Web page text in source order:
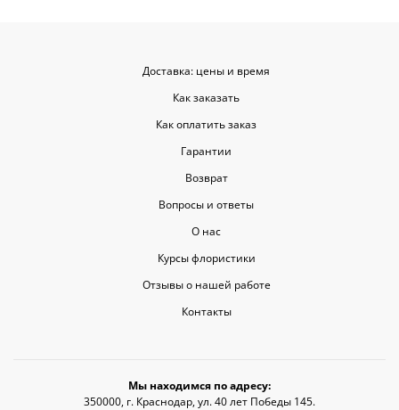
Доставка: цены и время
Как заказать
Как оплатить заказ
Гарантии
Возврат
Вопросы и ответы
О нас
Курсы флористики
Отзывы о нашей работе
Контакты
Мы находимся по адресу:
350000, г. Краснодар, ул. 40 лет Победы 145.